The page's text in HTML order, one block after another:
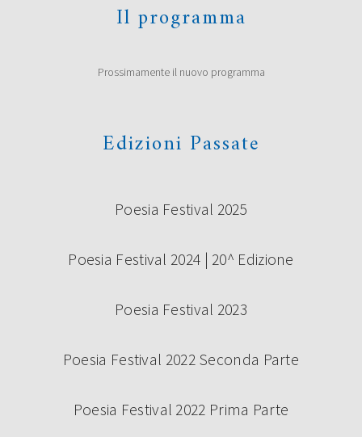
Il programma
Prossimamente il nuovo programma
Edizioni Passate
Poesia Festival 2025
Poesia Festival 2024 | 20^ Edizione
Poesia Festival 2023
Poesia Festival 2022 Seconda Parte
Poesia Festival 2022 Prima Parte